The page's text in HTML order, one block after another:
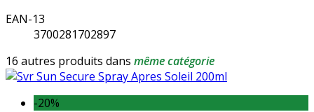
EAN-13
3700281702897
16 autres produits dans même catégorie
-20%